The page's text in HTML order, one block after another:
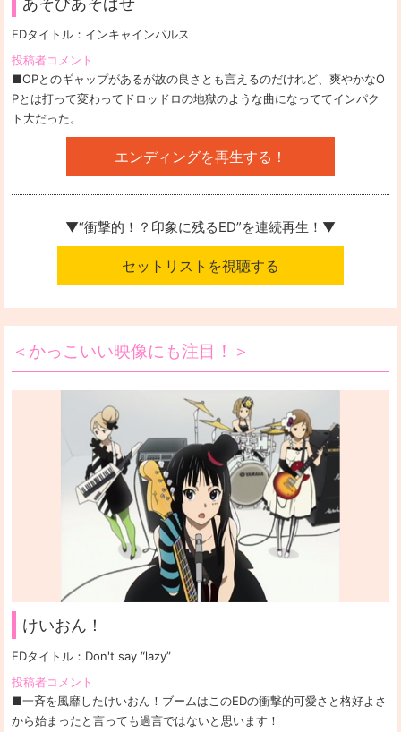
EDタイトル： インキャインパルス
投稿者コメント
■OPとのギャップがあるが故の良さとも言えるのだけれど、爽やかなO
Pとは打って変わってドロッドロの地獄のような曲になっててインパク
ト大だった。
エンディングを再生する！
▼“衝撃的！？印象に残るED”を連続再生！▼
セットリストを視聴する
＜かっこいい映像にも注目！＞
けいおん！
EDタイトル： Don't say “lazy”
投稿者コメント
■一斉を風靡したけいおん！ブームはこのEDの衝撃的可愛さと格好よさ
から始まったと言っても過言ではないと思います！